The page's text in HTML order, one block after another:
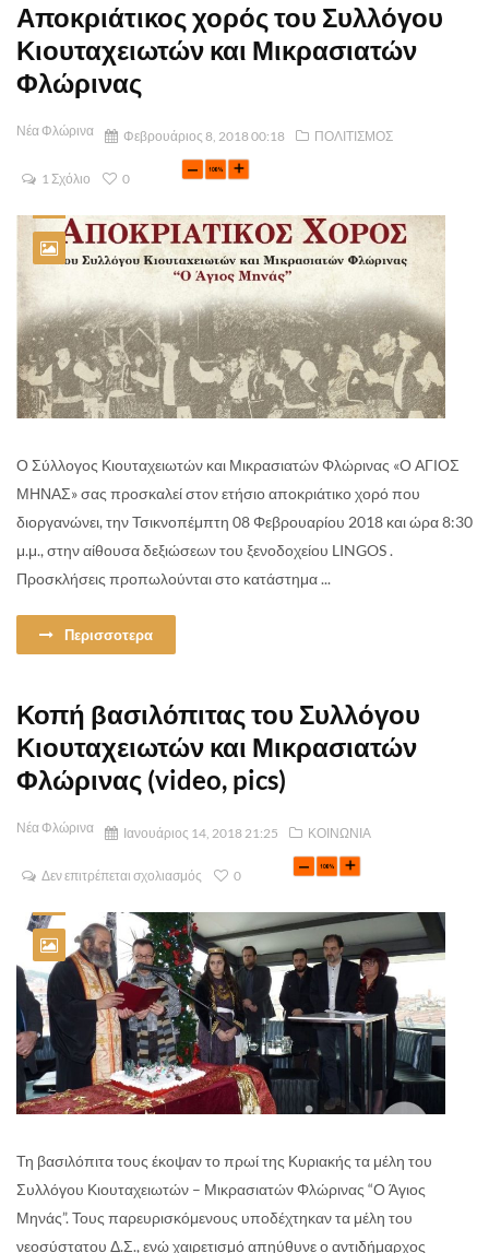
Αποκριάτικος χορός του Συλλόγου
Κιουταχειωτών και Μικρασιατών
Φλώρινας
Νέα Φλώρινα Φεβρουάριος 8, 2018 00:18 ΠΟΛΙΤΙΣΜΟΣ
1 Σχόλιο 0
Ο Σύλλογος Κιουταχειωτών και Μικρασιατών Φλώρινας «Ο ΑΓΙΟΣ
ΜΗΝΑΣ» σας προσκαλεί στον ετήσιο αποκριάτικο χορό που
διοργανώνει, την Τσικνοπέμπτη 08 Φεβρουαρίου 2018 και ώρα 8:30
μ.μ., στην αίθουσα δεξιώσεων του ξενοδοχείου LINGOS .
Προσκλήσεις προπωλούνται στο κατάστημα ...
Περισσοτερα
Κοπή βασιλόπιτας του Συλλόγου
Κιουταχειωτών και Μικρασιατών
Φλώρινας (video, pics)
Νέα Φλώρινα Ιανουάριος 14, 2018 21:25 ΚΟΙΝΩΝΙΑ
Δεν επιτρέπεται σχολιασμός 0
Τη βασιλόπιτα τους έκοψαν το πρωί της Κυριακής τα μέλη του
Συλλόγου Κιουταχειωτών – Μικρασιατών Φλώρινας “Ο Άγιος
Μηνάς”. Τους παρευρισκόμενους υποδέχτηκαν τα μέλη του
νεοσύστατου Δ.Σ., ενώ χαιρετισμό απηύθυνε ο αντιδήμαρχος